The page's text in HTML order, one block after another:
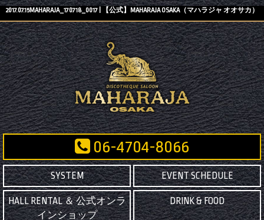
2017.07.15MAHARAJA_170718_0017 | 【公式】MAHARAJA OSAKA（マハラジャ オオサカ）
06-4704-8066
SYSTEM EVENT SCHEDULE
HALL RENTAL ＆ 公式オンラ
インショップ
DRINK & FOOD